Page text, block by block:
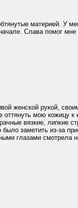
материей. У
Слава помог
женской рукой,
мою кожицу к
вязкие, липкие
заметить из-за
глазами